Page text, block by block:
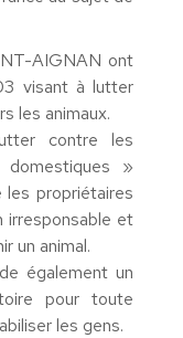
AIGNAN ont
visant à lutter
les animaux.
contre les
domestiques »
propriétaires
irresponsable et
un animal.
également un
pour toute
les gens.